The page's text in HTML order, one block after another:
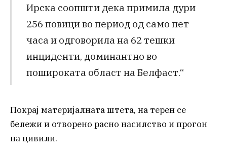
Ирска соопшти дека примила дури
256 повици во период од само пет
часа и одговорила на 62 тешки
инциденти, доминантно во
пошироката област на Белфаст.“
Покрај материјалната штета, на терен се
бележи и отворено расно насилство и прогон
на цивили.